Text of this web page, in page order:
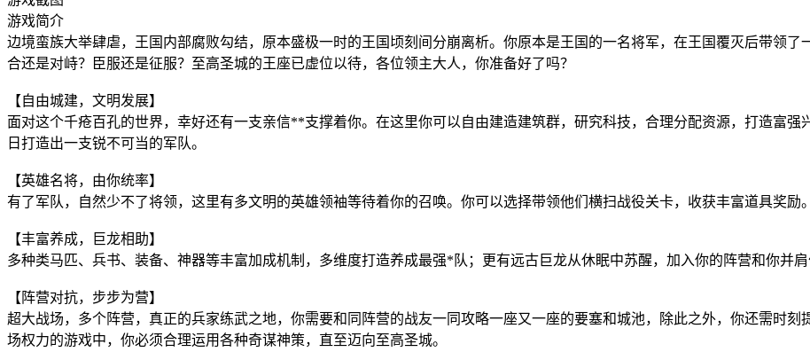
游戏简介
边境蛮族大举肆虐，王国内部腐败勾结，原本盛极一时的王国顷刻间分崩离析。你原本是王国的一名将军，在王国覆灭后带领
合还是对峙？臣服还是征服？至高圣城的王座已虚位以待，各位领主大人，你准备好了吗？
【自由城建，文明发展】
面对这个千疮百孔的世界，幸好还有一支亲信**支撑着你。在这里你可以自由建造建筑群，研究科技，合理分配资源，打造富
日打造出一支锐不可当的军队。
【英雄名将，由你统率】
有了军队，自然少不了将领，这里有多文明的英雄领袖等待着你的召唤。你可以选择带领他们横扫战役关卡，收获丰富道具奖励
【丰富养成，巨龙相助】
多种类马匹、兵书、装备、神器等丰富加成机制，多维度打造养成最强*队；更有远古巨龙从休眠中苏醒，加入你的阵营和你并
【阵营对抗，步步为营】
超大战场，多个阵营，真正的兵家练武之地，你需要和同阵营的战友一同攻略一座又一座的要塞和城池，除此之外，你还需时
场权力的游戏中，你必须合理运用各种奇谋神策，直至迈向至高圣城。